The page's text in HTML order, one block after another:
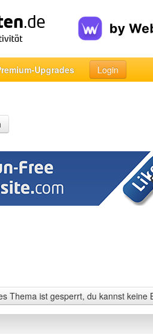
Upgrades Login
Thema ist gesperrt, du kannst